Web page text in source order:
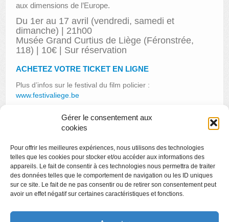
Gérer le consentement aux
cookies
Pour offrir les meilleures expériences, nous utilisons des technologies
telles que les cookies pour stocker et/ou accéder aux informations des
appareils. Le fait de consentir à ces technologies nous permettra de traiter
des données telles que le comportement de navigation ou les ID uniques
sur ce site. Le fait de ne pas consentir ou de retirer son consentement peut
avoir un effet négatif sur certaines caractéristiques et fonctions.
aux dimensions de l’Europe.
Du 1er au 17 avril (vendredi, samedi et
dimanche) | 21h00
Musée Grand Curtius de Liège (Féronstrée,
118) | 10€ | Sur réservation
ACHETEZ VOTRE TICKET EN LIGNE
Plus d’infos sur le festival du film policier :
www.festivaliege.be
Les étudiants de l’Ulg racontent le Grand Curtius
Votez pour la Boverie !
Copyright
Politique de confidentialité